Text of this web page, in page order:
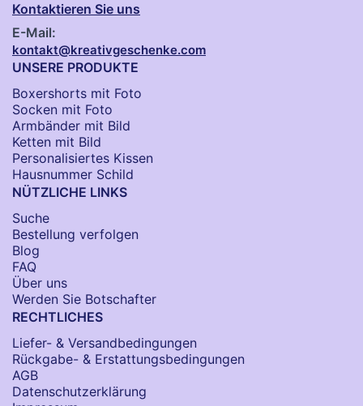
Kontaktieren Sie uns
E-Mail:
kontakt@kreativgeschenke.com
UNSERE PRODUKTE
Boxershorts mit Foto
Socken​ mit Foto
Armbänder mit Bild​
Ketten mit Bild
Personalisiertes Kissen
Hausnummer Schild
NÜTZLICHE LINKS
Suche
Bestellung verfolgen
Blog
FAQ
Über uns
Werden Sie Botschafter
RECHTLICHES
Liefer- & Versandbedingungen
Rückgabe- & Erstattungsbedingungen
AGB
Datenschutzerklärung